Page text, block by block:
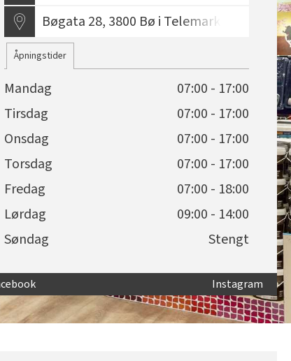
Bøgata 28, 3800 Bø i Telemark
Åpningstider
Mandag
07:00 - 17:00
Tirsdag
07:00 - 17:00
Onsdag
07:00 - 17:00
Torsdag
07:00 - 17:00
Fredag
07:00 - 18:00
Lørdag
09:00 - 14:00
Søndag
Stengt
Instagram